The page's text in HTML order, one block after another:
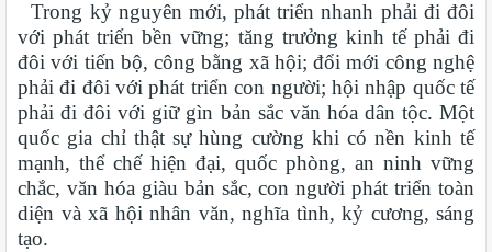
Trong kỷ nguyên mới, phát triển nhanh phải đi đôi
với phát triển bền vững; tăng trưởng kinh tế phải đi
đôi với tiến bộ, công bằng xã hội; đổi mới công nghệ
phải đi đôi với phát triển con người; hội nhập quốc tế
phải đi đôi với giữ gìn bản sắc văn hóa dân tộc. Một
quốc gia chỉ thật sự hùng cường khi có nền kinh tế
mạnh, thể chế hiện đại, quốc phòng, an ninh vững
chắc, văn hóa giàu bản sắc, con người phát triển toàn
diện và xã hội nhân văn, nghĩa tình, kỷ cương, sáng
tạo.